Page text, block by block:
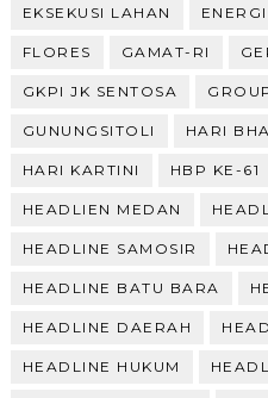
EKSEKUSI LAHAN ENERGI
FLORES GAMAT-RI
GKPI JK SENTOSA
GUNUNGSITOLI HARI
HARI KARTINI HBP KE-61
HEADLIEN MEDAN
HEADLINE SAMOSIR
HEADLINE BATU BARA
HEADLINE DAERAH
HEADLINE HUKUM